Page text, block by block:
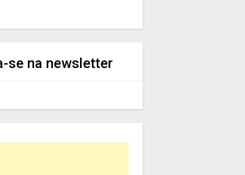
se na newsletter